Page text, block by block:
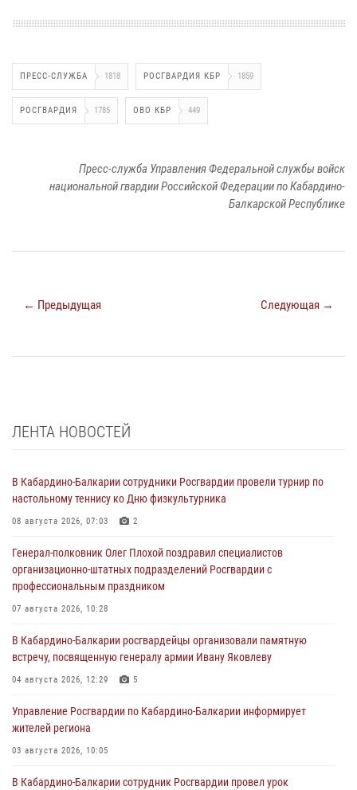
ПРЕСС-СЛУЖБА 1818 РОСГВАРДИЯ КБР 1859
РОСГВАРДИЯ 1785 ОВО КБР 449
Пресс-служба Управления Федеральной службы войск
национальной гвардии Российской Федерации по Кабардино-
Балкарской Республике
← Предыдущая Следующая →
ЛЕНТА НОВОСТЕЙ
В Кабардино-Балкарии сотрудники Росгвардии провели турнир по
настольному теннису ко Дню физкультурника
08 августа 2026, 07:03 2
Генерал-полковник Олег Плохой поздравил специалистов
организационно-штатных подразделений Росгвардии с
профессиональным праздником
07 августа 2026, 10:28
В Кабардино-Балкарии росгвардейцы организовали памятную
встречу, посвященную генералу армии Ивану Яковлеву
04 августа 2026, 12:29 5
Управление Росгвардии по Кабардино-Балкарии информирует
жителей региона
03 августа 2026, 10:05
В Кабардино‑Балкарии сотрудник Росгвардии провел урок